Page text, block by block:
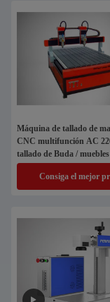
Máquina de tallado de
CNC multifunción AC
tallado de Buda / muebles
Consiga el mejor